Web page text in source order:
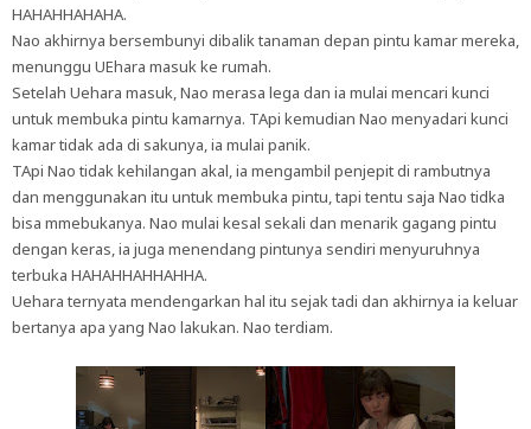
HAHAHHAHAHA.
Nao akhirnya bersembunyi dibalik tanaman depan pintu kamar mereka,
menunggu UEhara masuk ke rumah.
Setelah Uehara masuk, Nao merasa lega dan ia mulai mencari kunci
untuk membuka pintu kamarnya. TApi kemudian Nao menyadari kunci
kamar tidak ada di sakunya, ia mulai panik.
TApi Nao tidak kehilangan akal, ia mengambil penjepit di rambutnya
dan menggunakan itu untuk membuka pintu, tapi tentu saja Nao tidka
bisa mmebukanya. Nao mulai kesal sekali dan menarik gagang pintu
dengan keras, ia juga menendang pintunya sendiri menyuruhnya
terbuka HAHAHHAHHAHHA.
Uehara ternyata mendengarkan hal itu sejak tadi dan akhirnya ia keluar
bertanya apa yang Nao lakukan. Nao terdiam.